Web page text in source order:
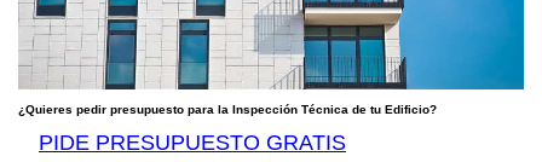
¿Quieres pedir presupuesto para la Inspección Técnica de tu Edificio?
PIDE PRESUPUESTO GRATIS